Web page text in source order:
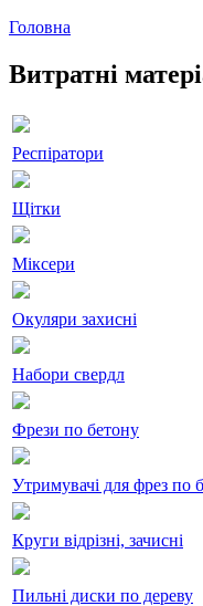
Головна
Витратні
Респіратори
Щітки
Міксери
Окуляри захисні
Набори свердл
Фрези по бетону
Утримувачі для фрез по
Круги відрізні, зачисні
Пильні диски по дереву